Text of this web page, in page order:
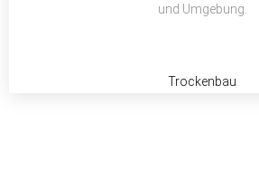
und Umgebung.
Trockenbau